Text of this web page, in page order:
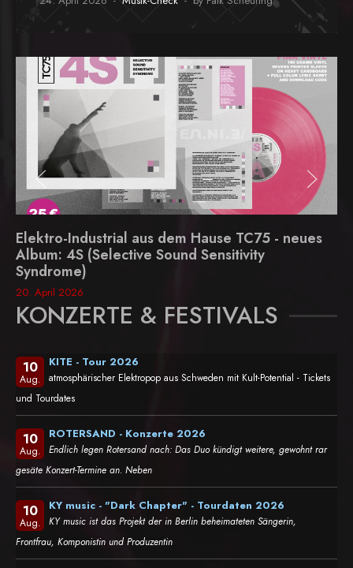
Elektro-Industrial aus dem Hause TC75 - neues
Album: 4S (Selective Sound Sensitivity
Syndrome)
20. April 2026
KONZERTE & FESTIVALS
10
Aug.
KITE - Tour 2026
atmosphärischer Elektropop aus Schweden mit Kult-Potential - Tickets
und Tourdates
10
Aug.
ROTERSAND - Konzerte 2026
Endlich legen Rotersand nach: Das Duo kündigt weitere, gewohnt rar
gesäte Konzert-Termine an. Neben
10
Aug.
KY music - "Dark Chapter" - Tourdaten 2026
KY music ist das Projekt der in Berlin beheimateten Sängerin,
Frontfrau, Komponistin und Produzentin